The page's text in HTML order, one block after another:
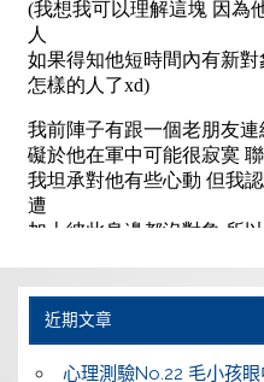
近期文章
心理測驗No.22 毛小孩